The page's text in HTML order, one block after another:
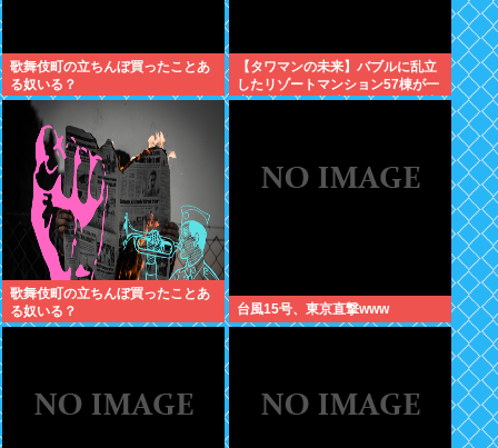
歌舞伎町の立ちんぼ買ったことあ
る奴いる？
【タワマンの未来】バブルに乱立
したリゾートマンション57棟が一
斉に老朽化。外壁はボロボロ、地
歌舞伎町の立ちんぼ買ったことあ
る奴いる？
台風15号、東京直撃www